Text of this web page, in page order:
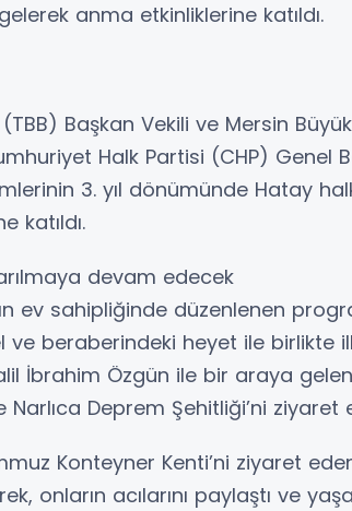
anma etkinliklerine katıldı.
Başkan Vekili ve Mersin
Halk Partisi (CHP) Genel
3. yıl dönümünde Hatay
katıldı.
devam edecek
ev sahipliğinde düzenlenen
ve beraberindeki heyet ile birlikte
İbrahim Özgün ile bir araya
Deprem Şehitliği’ni ziyaret
Konteyner Kenti’ni ziyaret
onların acılarını paylaştı ve